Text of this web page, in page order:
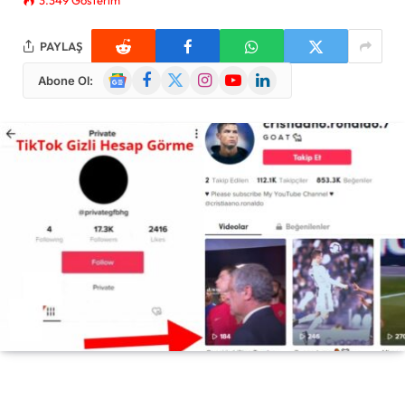
PAYLAŞ
Abone Ol:
GoogleFacebook
X
InstagramYouTubeLinkedIn